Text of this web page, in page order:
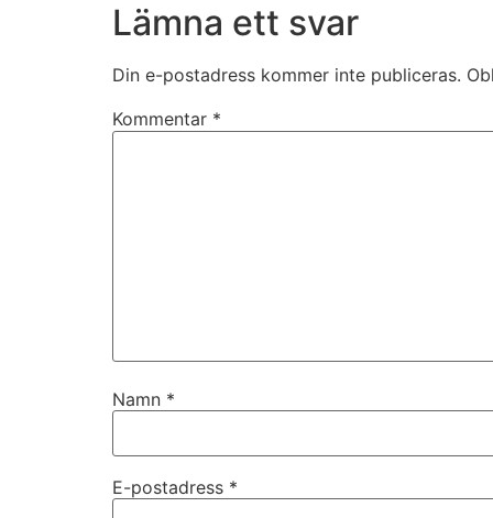
Lämna ett svar
Din e-postadress kommer inte publiceras.
Kommentar *
Namn *
E-postadress *